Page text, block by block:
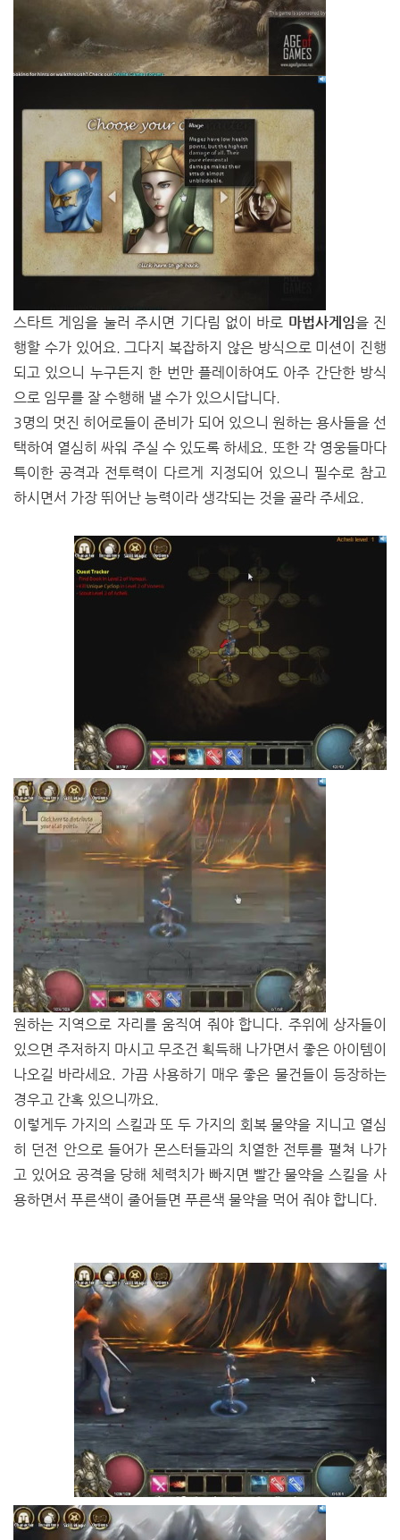
스타트 게임을 눌러 주시면 기다림 없이 바로 마법사게임을 진
행할 수가 있어요. 그다지 복잡하지 않은 방식으로 미션이 진행
되고 있으니 누구든지 한 번만 플레이하여도 아주 간단한 방식
으로 임무를 잘 수행해 낼 수가 있으시답니다.
3명의 멋진 히어로들이 준비가 되어 있으니 원하는 용사들을 선
택하여 열심히 싸워 주실 수 있도록 하세요. 또한 각 영웅들마다
특이한 공격과 전투력이 다르게 지정되어 있으니 필수로 참고
하시면서 가장 뛰어난 능력이라 생각되는 것을 골라 주세요.
원하는 지역으로 자리를 움직여 줘야 합니다. 주위에 상자들이
있으면 주저하지 마시고 무조건 획득해 나가면서 좋은 아이템이
나오길 바라세요. 가끔 사용하기 매우 좋은 물건들이 등장하는
경우고 간혹 있으니까요.
이렇게두 가지의 스킬과 또 두 가지의 회복 물약을 지니고 열심
히 던전 안으로 들어가 몬스터들과의 치열한 전투를 펼쳐 나가
고 있어요 공격을 당해 체력치가 빠지면 빨간 물약을 스킬을 사
용하면서 푸른색이 줄어들면 푸른색 물약을 먹어 줘야 합니다.